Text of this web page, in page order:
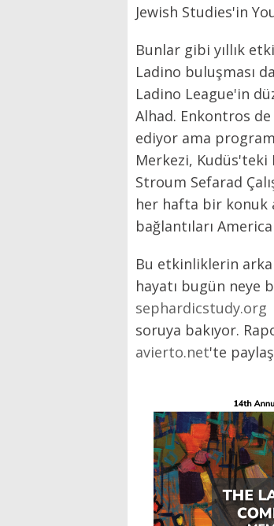
Jewish Studies'in
Bunlar gibi yıllık
Ladino buluşması
Ladino League'in
Alhad. Enkontros
ediyor ama
Merkezi,
Stroum Sefarad
her hafta bir konuk
bağlantıları
Bu etkinliklerin arka
hayatı bugün neye
sephardicstudy.org
soruya bakıyor.
avierto.net'te